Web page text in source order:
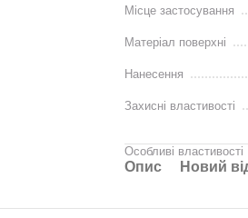
Місце застосування
Матеріал поверхні
Нанесення
Захисні властивості
Особливі властивості
Опис Новий